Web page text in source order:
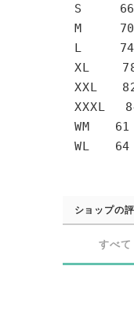
S 66
M
L 74
XL
XXL
XXXL
WM
WL
ショップの
すべて